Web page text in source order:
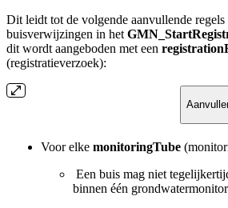
Dit leidt tot de volgende aanvullende
buisverwijzingen in het
dit wordt aangeboden met een
(registratieverzoek):
Voor elke monitoringTube
Een buis mag niet
binnen één